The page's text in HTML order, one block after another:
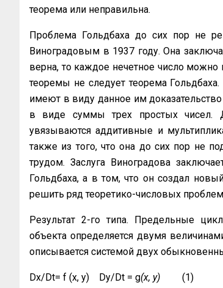
теорема или неправильна.
Проблема Гольдбаха до сих пор не
Виноградовым в 1937 году. Она
верна, то каждое нечетное число
теоремы не следует теорема
имеют в виду данное им
в виде суммы трех простых чисел.
увязываются аддитивные и
также из того, что она до сих пор не
трудом. Заслуга Виноградова
Гольдбаха, а в том, что он создал
решить ряд теоретико-числовых
Результат 2-го типа. Предельные
объекта определяется двумя
описывается системой двух
Dx/Dt= f (x, y) Dy/Dt = g(х, у) (1)